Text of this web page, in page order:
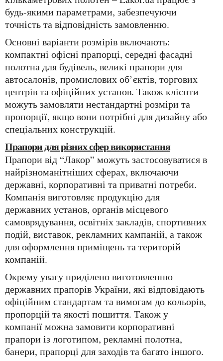
будь-якими параметрами, забезпечуючи
точність та відповідність замовленню.
Основні варіанти розмірів включають:
компактні офісні прапорці, середні фасадні
полотна для будівель, великі прапори для
автосалонів, промислових об’єктів, торгових
центрів та офіційних установ. Також клієнти
можуть замовляти нестандартні розміри та
пропорції, якщо вони потрібні для дизайну або
спеціальних конструкцій.
Прапори для різних сфер використання
Прапори від “Лакор” можуть застосовуватися в
найрізноманітніших сферах, включаючи
державні, корпоративні та приватні потреби.
Компанія виготовляє продукцію для
державних установ, органів місцевого
самоврядування, освітніх закладів, спортивних
подій, виставок, рекламних кампаній, а також
для оформлення приміщень та територій
компаній.
Окрему увагу приділено виготовленню
державних прапорів України, які відповідають
офіційним стандартам та вимогам до кольорів,
пропорцій та якості пошиття. Також у
компанії можна замовити корпоративні
прапори із логотипом, рекламні полотна,
банери, прапорці для заходів та багато іншого.